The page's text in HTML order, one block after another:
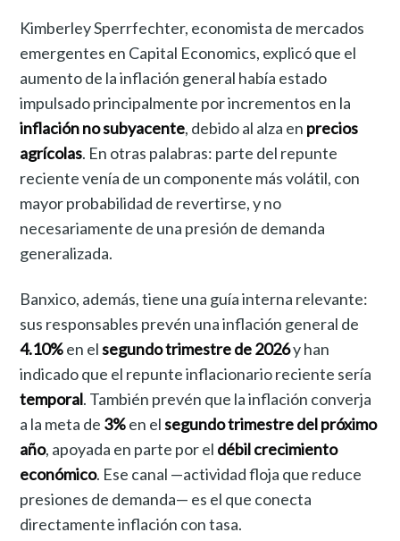
Kimberley Sperrfechter, economista de mercados
emergentes en Capital Economics, explicó que el
aumento de la inflación general había estado
impulsado principalmente por incrementos en la
inflación no subyacente, debido al alza en precios
agrícolas. En otras palabras: parte del repunte
reciente venía de un componente más volátil, con
mayor probabilidad de revertirse, y no
necesariamente de una presión de demanda
generalizada.
Banxico, además, tiene una guía interna relevante:
sus responsables prevén una inflación general de
4.10%en elsegundo trimestre de 2026y han
indicado que el repunte inflacionario reciente sería
temporal. También prevén que la inflación converja
a la meta de 3%en elsegundo trimestre del próximo
año, apoyada en parte por el débil crecimiento
económico. Ese canal —actividad floja que reduce
presiones de demanda— es el que conecta
directamente inflación con tasa.